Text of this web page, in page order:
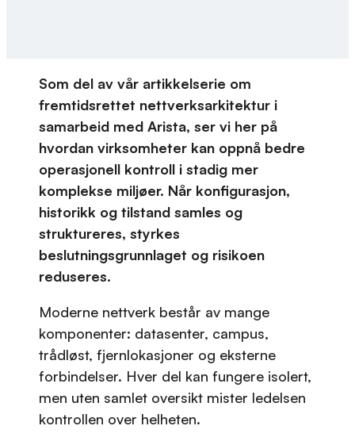
Som del av vår artikkelserie om
fremtidsrettet nettverksarkitektur i
samarbeid med Arista, ser vi her på
hvordan virksomheter kan oppnå bedre
operasjonell kontroll i stadig mer
komplekse miljøer. Når konfigurasjon,
historikk og tilstand samles og
struktureres, styrkes
beslutningsgrunnlaget og risikoen
reduseres.
Moderne nettverk består av mange
komponenter: datasenter, campus,
trådløst, fjernlokasjoner og eksterne
forbindelser. Hver del kan fungere isolert,
men uten samlet oversikt mister ledelsen
kontrollen over helheten.